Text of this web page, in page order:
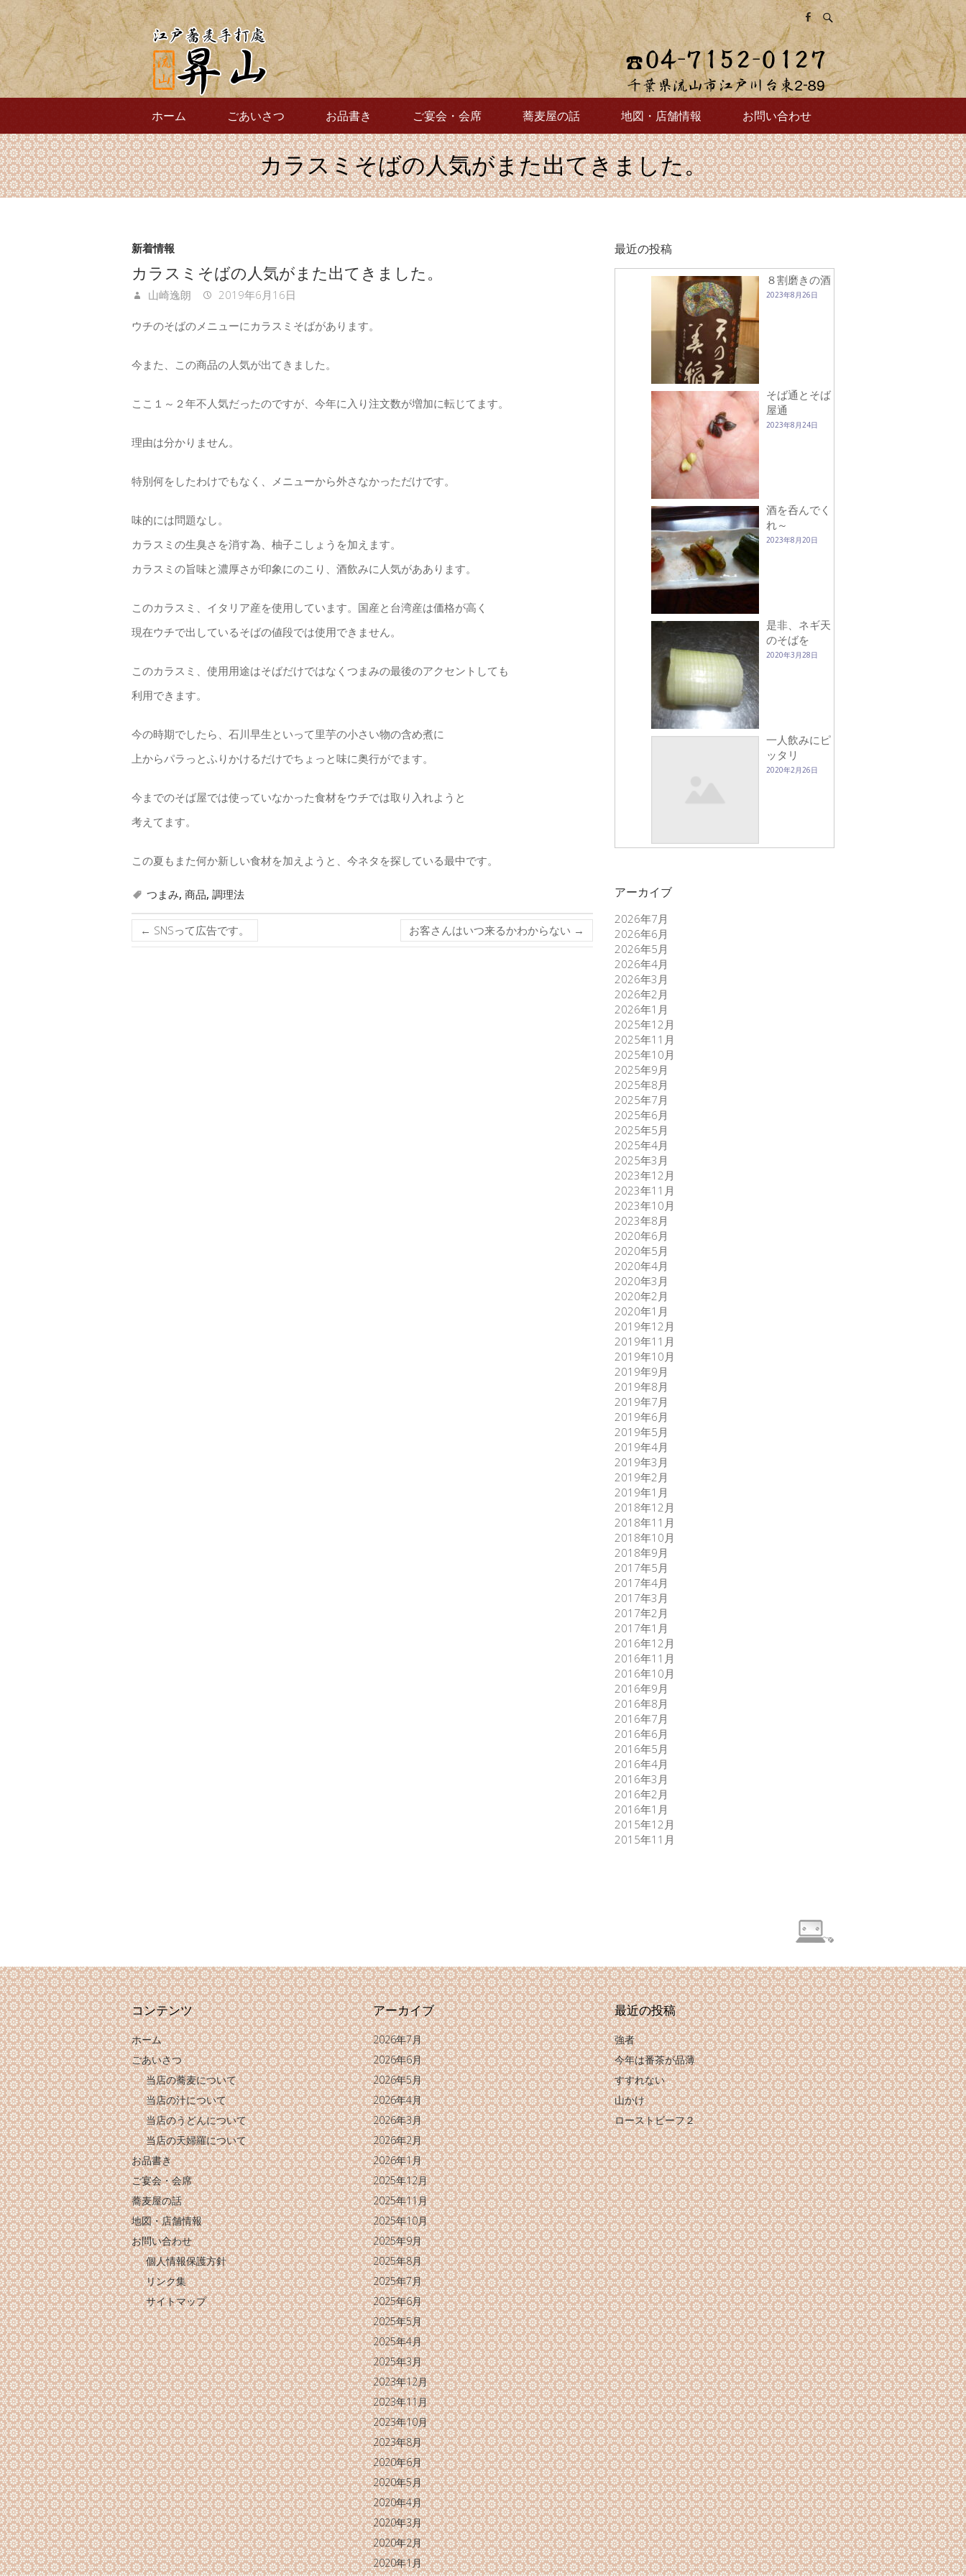
ホーム ごあいさつ お品書き ご宴会・会席 蕎麦屋の話 地図・店舗情報 お問い合わせ
カラスミそばの人気がまた出てきました。
新着情報
カラスミそばの人気がまた出てきました。
山崎逸朗 2019年6月16日
ウチのそばのメニューにカラスミそばがあります。
今また、この商品の人気が出てきました。
ここ１～２年不人気だったのですが、今年に入り注文数が増加に転じてます。
理由は分かりません。
特別何をしたわけでもなく、メニューから外さなかっただけです。
味的には問題なし。
カラスミの生臭さを消す為、柚子こしょうを加えます。
カラスミの旨味と濃厚さが印象にのこり、酒飲みに人気がああります。
このカラスミ、イタリア産を使用しています。国産と台湾産は価格が高く
現在ウチで出しているそばの値段では使用できません。
このカラスミ、使用用途はそばだけではなくつまみの最後のアクセントしても
利用できます。
今の時期でしたら、石川早生といって里芋の小さい物の含め煮に
上からパラっとふりかけるだけでちょっと味に奥行がでます。
今までのそば屋では使っていなかった食材をウチでは取り入れようと
考えてます。
この夏もまた何か新しい食材を加えようと、今ネタを探している最中です。
つまみ, 商品, 調理法
← SNSって広告です。 お客さんはいつ来るかわからない →
最近の投稿
８割磨きの酒
2023年8月26日
そば通とそば
屋通
2023年8月24日
酒を呑んでく
れ～
2023年8月20日
是非、ネギ天
のそばを
2020年3月28日
一人飲みにピ
ッタリ
2020年2月26日
アーカイブ
2026年7月
2026年6月
2026年5月
2026年4月
2026年3月
2026年2月
2026年1月
2025年12月
2025年11月
2025年10月
2025年9月
2025年8月
2025年7月
2025年6月
2025年5月
2025年4月
2025年3月
2023年12月
2023年11月
2023年10月
2023年8月
2020年6月
2020年5月
2020年4月
2020年3月
2020年2月
2020年1月
2019年12月
2019年11月
2019年10月
2019年9月
2019年8月
2019年7月
2019年6月
2019年5月
2019年4月
2019年3月
2019年2月
2019年1月
2018年12月
2018年11月
2018年10月
2018年9月
2017年5月
2017年4月
2017年3月
2017年2月
2017年1月
2016年12月
2016年11月
2016年10月
2016年9月
2016年8月
2016年7月
2016年6月
2016年5月
2016年4月
2016年3月
2016年2月
2016年1月
2015年12月
2015年11月
コンテンツ
ホーム
ごあいさつ
当店の蕎麦について
当店の汁について
当店のうどんについて
当店の天婦羅について
お品書き
ご宴会・会席
蕎麦屋の話
地図・店舗情報
お問い合わせ
個人情報保護方針
リンク集
サイトマップ
アーカイブ
2026年7月
2026年6月
2026年5月
2026年4月
2026年3月
2026年2月
2026年1月
2025年12月
2025年11月
2025年10月
2025年9月
2025年8月
2025年7月
2025年6月
2025年5月
2025年4月
2025年3月
2023年12月
2023年11月
2023年10月
2023年8月
2020年6月
2020年5月
2020年4月
2020年3月
2020年2月
2020年1月
最近の投稿
強者
今年は番茶が品薄
すすれない
山かけ
ローストビーフ２